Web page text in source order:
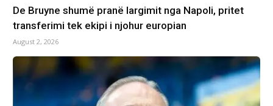
De Bruyne shumë pranë largimit nga Napoli, pritet
transferimi tek ekipi i njohur europian
August 2, 2026